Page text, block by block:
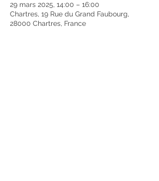
29 mars 2025, 14:00 – 16:00
Chartres, 19 Rue du Grand Faubourg,
28000 Chartres, France